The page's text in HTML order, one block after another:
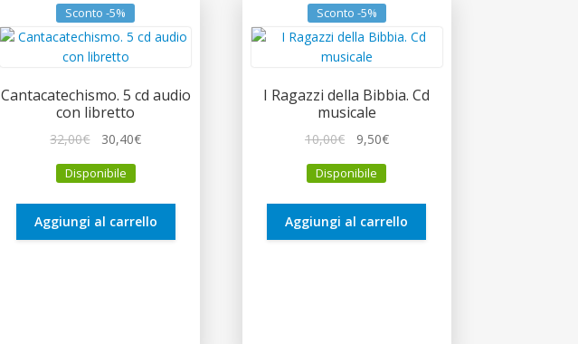
al
più
recente
Sconto -5%
Cantacatechismo. 5 cd audio
con libretto
32,00€
originale
32,00€.
30,40€Il
30,40€.
Disponibile
Aggiungi al carrello
Sconto -5%
I Ragazzi della Bibbia. Cd
musicale
10,00€
originale
10,00€.
9,50€Il
9,50€.
Disponibile
Aggiungi al carrello